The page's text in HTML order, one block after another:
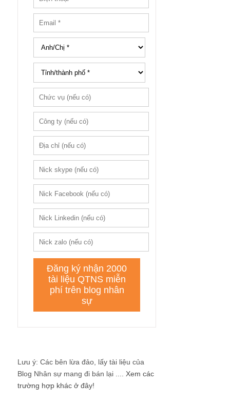
Lưu ý: Các bên lừa đảo, lấy tài liệu của
Blog Nhân sự mang đi bán lại .... Xem các
trường hợp khác ở đây!